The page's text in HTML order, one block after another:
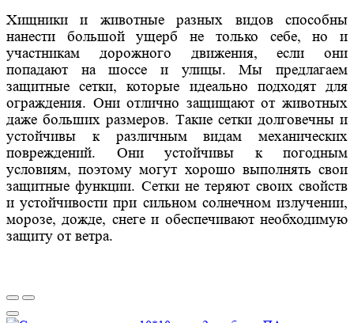
Хищники и животные разных видов способны
нанести большой ущерб не только себе, но и
участникам дорожного движения, если они
попадают на шоссе и улицы. Мы предлагаем
защитные сетки, которые идеально подходят для
ограждения. Они отлично защищают от животных
даже больших размеров. Такие сетки долговечны и
устойчивы к различным видам механических
повреждений. Они устойчивы к погодным
условиям, поэтому могут хорошо выполнять свои
защитные функции. Сетки не теряют своих свойств
и устойчивости при сильном солнечном излучении,
морозе, дожде, снеге и обеспечивают необходимую
защиту от ветра.